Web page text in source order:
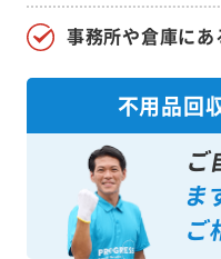
事務所や倉庫にあ
不用品回
ご
ま
ご